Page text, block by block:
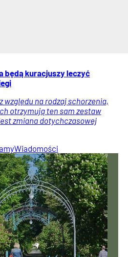
będą kuracjuszy leczyć
względu na rodzaj schorzenia,
otrzymują ten sam zestaw
zmiana dotychczasowej
Wiadomości